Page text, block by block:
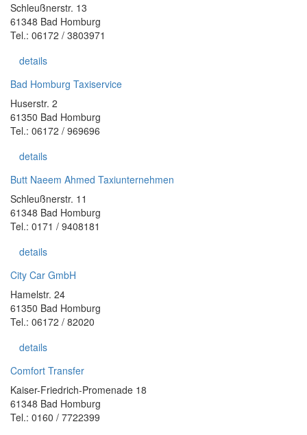
Schleußnerstr. 13
61348 Bad Homburg
Tel.: 06172 / 3803971
details
Bad Homburg Taxiservice
Huserstr. 2
61350 Bad Homburg
Tel.: 06172 / 969696
details
Butt Naeem Ahmed Taxiunternehmen
Schleußnerstr. 11
61348 Bad Homburg
Tel.: 0171 / 9408181
details
City Car GmbH
Hamelstr. 24
61350 Bad Homburg
Tel.: 06172 / 82020
details
Comfort Transfer
Kaiser-Friedrich-Promenade 18
61348 Bad Homburg
Tel.: 0160 / 7722399